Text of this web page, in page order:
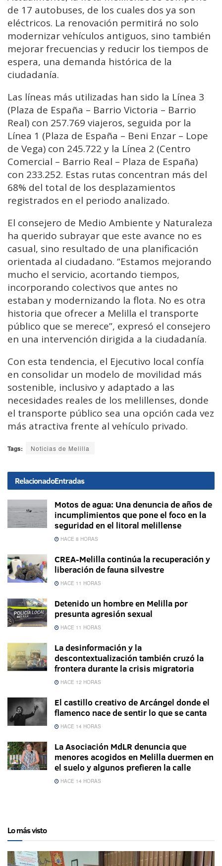
de 17 autobuses, de los cuales dos ya son
eléctricos. La renovación permitirá no solo
modernizar vehículos antiguos, sino también
mejorar frecuencias y reducir los tiempos de
espera, una demanda histórica de la
ciudadanía.
Las líneas más utilizadas han sido la Línea 3
(Plaza de España – Barrio Victoria – Barrio
Real) con 257.769 viajeros, seguida por la
Línea 1 (Plaza de España – Beni Enzar – Lope
de Vega) con 245.722 y la Línea 2 (Centro
Comercial – Barrio Real – Plaza de España)
con 233.252. Estas rutas concentran más del
68% del total de los desplazamientos
registrados en el periodo analizado.
El consejero de Medio Ambiente y Naturaleza
ha querido subrayar que este avance no es
casual, sino resultado de una planificación
orientada al ciudadano. “Estamos mejorando
mucho el servicio, acortando tiempos,
incorporando colectivos que antes no
estaban y modernizando la flota. No es otra
historia que ofrecer a Melilla el transporte
público que se merece”, expresó el consejero
en una intervención dirigida a la ciudadanía.
Con esta tendencia, el Ejecutivo local confía
en consolidar un modelo de movilidad más
sostenible, inclusivo y adaptado a las
necesidades reales de los melillenses, donde
el transporte público sea una opción cada vez
más atractiva frente al vehículo privado.
Tags: Noticias de Melilla
RelacionadoEntradas
Motos de agua: Una denuncia de años de
incumplimientos que pone el foco en la
seguridad en el litoral melillense
HACE 8 HORAS
CREA-Melilla continúa la recuperación y
liberación de fauna silvestre
HACE 11 HORAS
Detenido un hombre en Melilla por
presunta agresión sexual
HACE 11 HORAS
La desinformación y la
descontextualización también cruzó la
frontera durante la crisis migratoria
HACE 12 HORAS
El castillo creativo de Arcángel donde el
flamenco nace de sentir lo que se canta
HACE 14 HORAS
La Asociación MdLR denuncia que
menores acogidos en Melilla duermen en
el suelo y algunos prefieren la calle
HACE 14 HORAS
Lo más visto